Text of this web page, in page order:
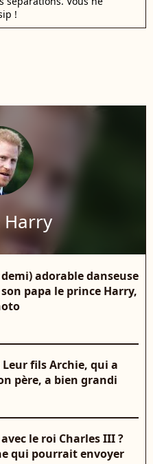
!
Harry
adorable danseuse
papa le prince Harry,
fils Archie, qui a
père, a bien grandi
le roi Charles III ?
qui pourrait envoyer